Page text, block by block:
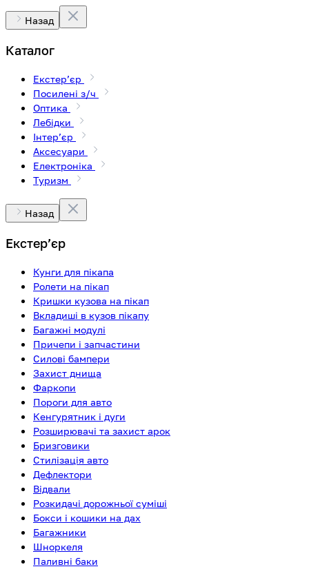
Назад
Каталог
Екстерʼєр
Посилені з/ч
Оптика
Лебідки
Інтерʼєр
Аксесуари
Електроніка
Туризм
Назад
Екстерʼєр
Кунги для пікапа
Ролети на пікап
Кришки кузова на пікап
Вкладиші в кузов пікапу
Багажні модулі
Причепи і запчастини
Силові бампери
Захист днища
Фаркопи
Пороги для авто
Кенгурятник і дуги
Розширювачі та захист арок
Бризговики
Стилізація авто
Дефлектори
Відвали
Розкидачі дорожньої суміші
Бокси і кошики на дах
Багажники
Шноркеля
Паливні баки